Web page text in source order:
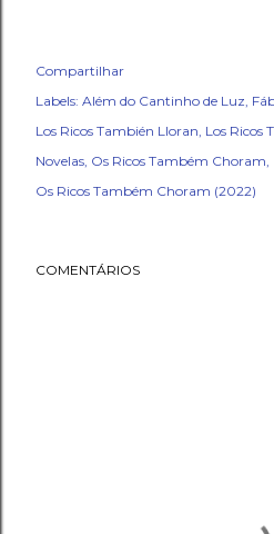
Compartilhar
Labels: Além do Cantinho de Luz
Los Ricos También Lloran Los Ricos
Novelas Os Ricos Também Choram
Os Ricos Também Choram (2022)
COMENTÁRIOS